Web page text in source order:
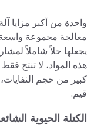
واحدة من أكبر مزايا
معالجة مجموعة واسعة
يجعلها حلاً شاملاً
هذه المواد، لا تنتج
كبير من حجم
قيم.
الكتلة الحيوية